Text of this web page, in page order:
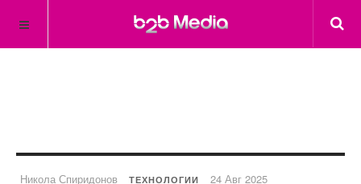
Никола Спиридонов ТЕХНОЛОГИИ 24 Авг 2025